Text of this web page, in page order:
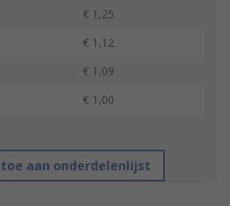
€ 1,25
€ 1,12
€ 1,09
€ 1,00
toe aan onderdelenlijst